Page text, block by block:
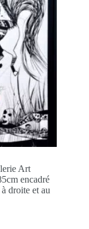
Art
encadré
droite et au